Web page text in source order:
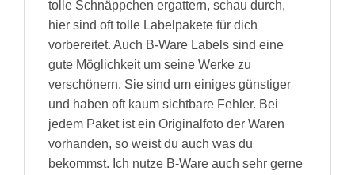
tolle Schnäppchen ergattern, schau durch,
hier sind oft tolle Labelpakete für dich
vorbereitet. Auch B-Ware Labels sind eine
gute Möglichkeit um seine Werke zu
verschönern. Sie sind um einiges günstiger
und haben oft kaum sichtbare Fehler. Bei
jedem Paket ist ein Originalfoto der Waren
vorhanden, so weist du auch was du
bekommst. Ich nutze B-Ware auch sehr gerne